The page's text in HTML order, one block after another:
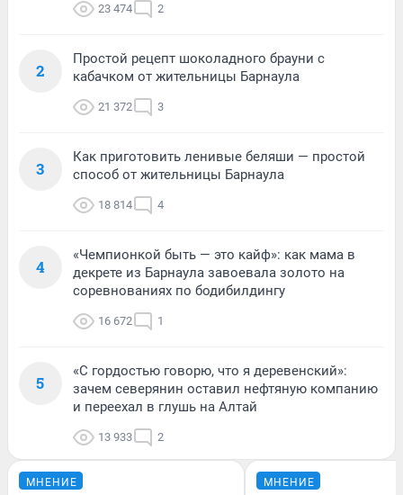
23 474 2
2
Простой рецепт шоколадного брауни с
кабачком от жительницы Барнаула
21 372 3
3
Как приготовить ленивые беляши — простой
способ от жительницы Барнаула
18 814 4
4
«Чемпионкой быть — это кайф»: как мама в
декрете из Барнаула завоевала золото на
соревнованиях по бодибилдингу
16 672 1
5
«С гордостью говорю, что я деревенский»:
зачем северянин оставил нефтяную компанию
и переехал в глушь на Алтай
13 933 2
МНЕНИЕ МНЕНИЕ